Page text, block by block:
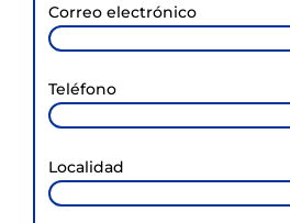
Correo electrónico
Teléfono
Localidad